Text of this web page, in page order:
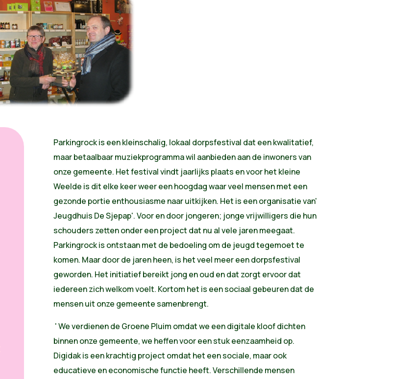
Parkingrock is een kleinschalig, lokaal dorpsfestival dat een kwalitatief,
maar betaalbaar muziekprogramma wil aanbieden aan de inwoners van
onze gemeente. Het festival vindt jaarlijks plaats en voor het kleine
Weelde is dit elke keer weer een hoogdag waar veel mensen met een
gezonde portie enthousiasme naar uitkijken. Het is een organisatie van'
Jeugdhuis De Sjepap'. Voor en door jongeren; jonge vrijwilligers die hun
schouders zetten onder een project dat nu al vele jaren meegaat.
Parkingrock is ontstaan met de bedoeling om de jeugd tegemoet te
komen. Maar door de jaren heen, is het veel meer een dorpsfestival
geworden. Het initiatief bereikt jong en oud en dat zorgt ervoor dat
iedereen zich welkom voelt. Kortom het is een sociaal gebeuren dat de
mensen uit onze gemeente samenbrengt.
' We verdienen de Groene Pluim omdat we een digitale kloof dichten
binnen onze gemeente, we heffen voor een stuk eenzaamheid op.
Digidak is een krachtig project omdat het een sociale, maar ook
educatieve en economische functie heeft. Verschillende mensen